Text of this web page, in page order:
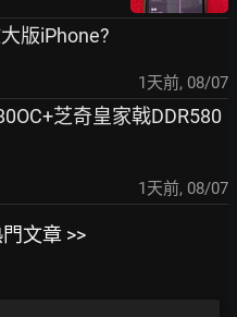
版iPhone?
1天前, 08/07
芝奇皇家戟DDR580
1天前, 08/07
文章 >>